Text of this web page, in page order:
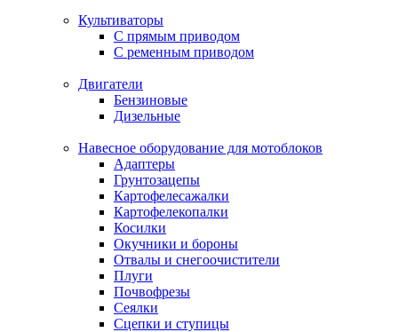
Культиваторы
С прямым приводом
С ременным приводом
Двигатели
Бензиновые
Дизельные
Навесное оборудование для мотоблоков
Адаптеры
Грунтозацепы
Картофелесажалки
Картофелекопалки
Косилки
Окучники и бороны
Отвалы и снегоочистители
Плуги
Почвофрезы
Сеялки
Сцепки и ступицы